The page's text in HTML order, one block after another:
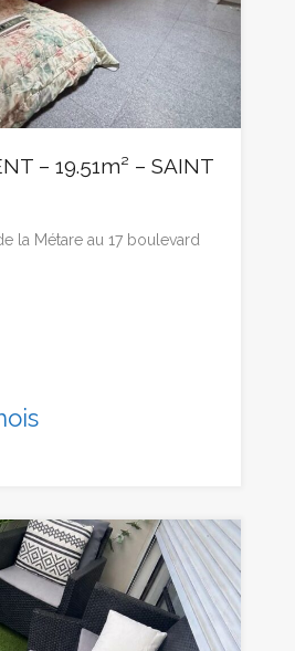
– 19.51m² – SAINT
la Métare au 17 boulevard